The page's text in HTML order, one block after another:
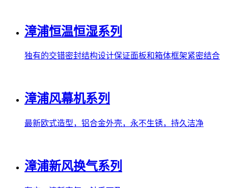
漳浦恒温恒湿系列
独有的交错密封结构设计保证面板和箱体框架紧密结合
漳浦风幕机系列
最新欧式造型，铝合金外壳，永不生锈，持久洁净
漳浦新风换气系列